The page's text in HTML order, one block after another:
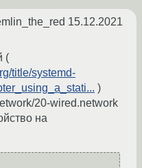
15.12.2021
(
title/systemd-
)
20-wired.network
на